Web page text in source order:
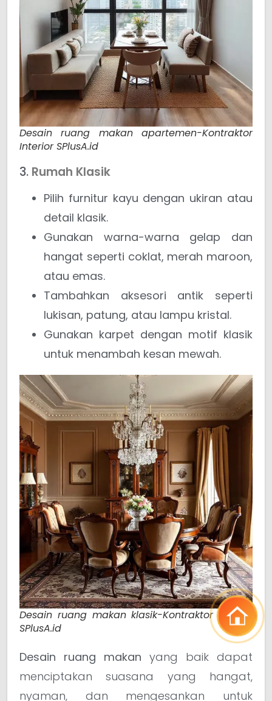
Desain ruang makan apartemen-Kontraktor
Interior SPlusA.id
3. Rumah Klasik
Pilih furnitur kayu dengan ukiran atau
detail klasik.
Gunakan warna-warna gelap dan
hangat seperti coklat, merah maroon,
atau emas.
Tambahkan aksesori antik seperti
lukisan, patung, atau lampu kristal.
Gunakan karpet dengan motif klasik
untuk menambah kesan mewah.
Desain ruang makan klasik-Kontraktor Interior
SPlusA.id
Desain ruang makan yang baik dapat
menciptakan suasana yang hangat,
nyaman, dan mengesankan untuk